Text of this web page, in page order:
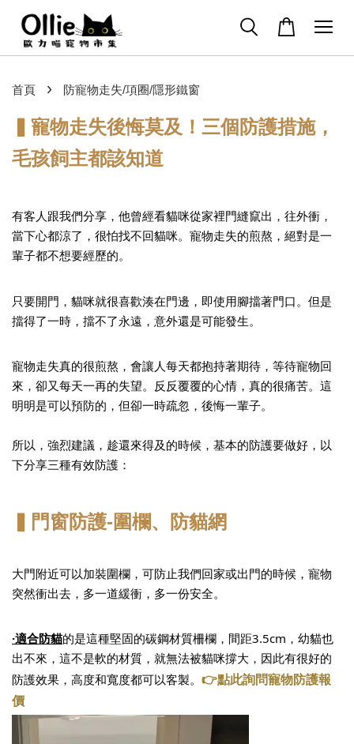
首頁 › 防寵物走失/項圈/隱形鐵窗
▍寵物走失後悔莫及！三個防護措施，
毛孩飼主都該知道
有客人跟我們分享，他曾經看貓咪從家裡門縫竄出，往外衝，
當下心都涼了，很怕找不回貓咪。寵物走失的煎熬，絕對是一
輩子都不想要經歷的。
只要開門，貓咪就很喜歡湊在門邊，即使用腳擋著門口。但是
擋得了一時，擋不了永遠，意外還是可能發生。
寵物走失真的很煎熬，會讓人每天都抱持著期待，等待寵物回
來，卻又每天一再的失望。反反覆覆的心情，真的很痛苦。這
明明是可以預防的，但卻一時疏忽，後悔一輩子。
所以，強烈建議，趁還來得及的時候，基本的防護要做好，以
下分享三種有效防護：
▍門窗防護-圍欄、防貓網
大門附近可以加裝圍欄，可防止我們回家或出門的時候，寵物
突然衝出去，多一道緩衝，多一份安全。
·適合防貓的是這種堅固的碳鋼材質柵欄，間距3.5cm，幼貓也
出不來，這不是軟的材質，就無法被貓咪撐大，因此有很好的
防護效果，高度和寬度都可以客製。 👉點此詢問寵物防護報
價